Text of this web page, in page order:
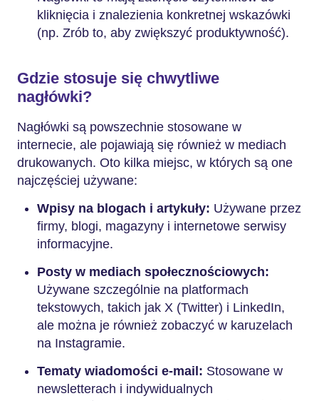
kliknięcia i znalezienia konkretnej wskazówki
(np. Zrób to, aby zwiększyć produktywność).
Gdzie stosuje się chwytliwe
nagłówki?
Nagłówki są powszechnie stosowane w
internecie, ale pojawiają się również w mediach
drukowanych. Oto kilka miejsc, w których są one
najczęściej używane:
Wpisy na blogach i artykuły: Używane przez
firmy, blogi, magazyny i internetowe serwisy
informacyjne.
Posty w mediach społecznościowych:
Używane szczególnie na platformach
tekstowych, takich jak X (Twitter) i LinkedIn,
ale można je również zobaczyć w karuzelach
na Instagramie.
Tematy wiadomości e-mail: Stosowane w
newsletterach i indywidualnych